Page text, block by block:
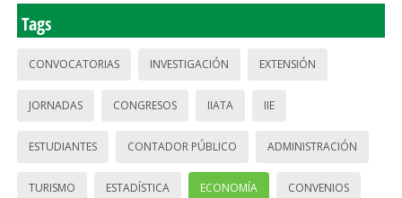
Tags
CONVOCATORIAS INVESTIGACIÓN EXTENSIÓN
JORNADAS CONGRESOS IIATA IIE
ESTUDIANTES CONTADOR PÚBLICO ADMINISTRACIÓN
TURISMO ESTADÍSTICA ECONOMÍA CONVENIOS